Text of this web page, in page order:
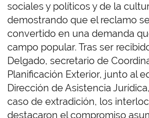
sociales y políticos y de la
demostrando que el reclamo
convertido en una demanda
campo popular. Tras ser
Delgado, secretario de
Planificación Exterior, junto al
Dirección de Asistencia
caso de extradición, los
destacaron el compromiso